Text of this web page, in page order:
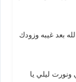
بعد غيبه وزودك
ونورت ليلي يا